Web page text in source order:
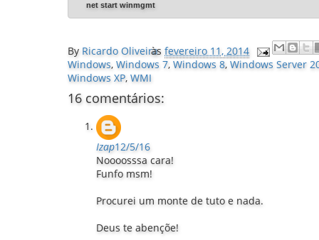
net start winmgmt
By Ricardo Oliveira
às fevereiro 11, 2014
Windows, Windows 7, Windows 8, Windows Server
Windows XP, WMI
16 comentários:
Izap12/5/16
Noooosssa cara!
Funfo msm!
Procurei um monte de tuto e nada.
Deus te abençõe!